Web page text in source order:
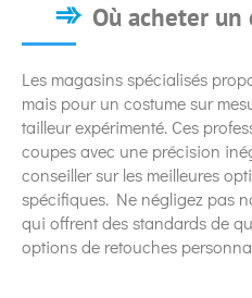
Où acheter
Les magasins spécialisés
mais pour un costume sur
tailleur expérimenté. Ces
coupes avec une précision
conseiller sur les meilleures
spécifiques. Ne négligez pas
qui offrent des standards de
options de retouches